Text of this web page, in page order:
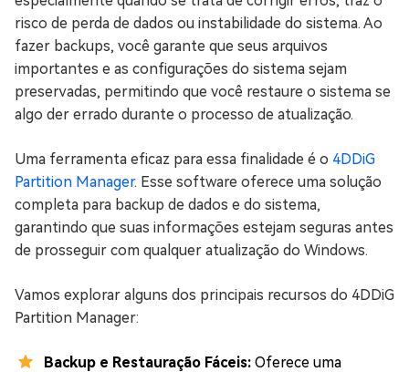
risco de perda de dados ou instabilidade do sistema. Ao
fazer backups, você garante que seus arquivos
importantes e as configurações do sistema sejam
preservadas, permitindo que você restaure o sistema se
algo der errado durante o processo de atualização.
Uma ferramenta eficaz para essa finalidade é o 4DDiG
Partition Manager. Esse software oferece uma solução
completa para backup de dados e do sistema,
garantindo que suas informações estejam seguras antes
de prosseguir com qualquer atualização do Windows.
Vamos explorar alguns dos principais recursos do 4DDiG
Partition Manager:
Backup e Restauração Fáceis: Oferece uma